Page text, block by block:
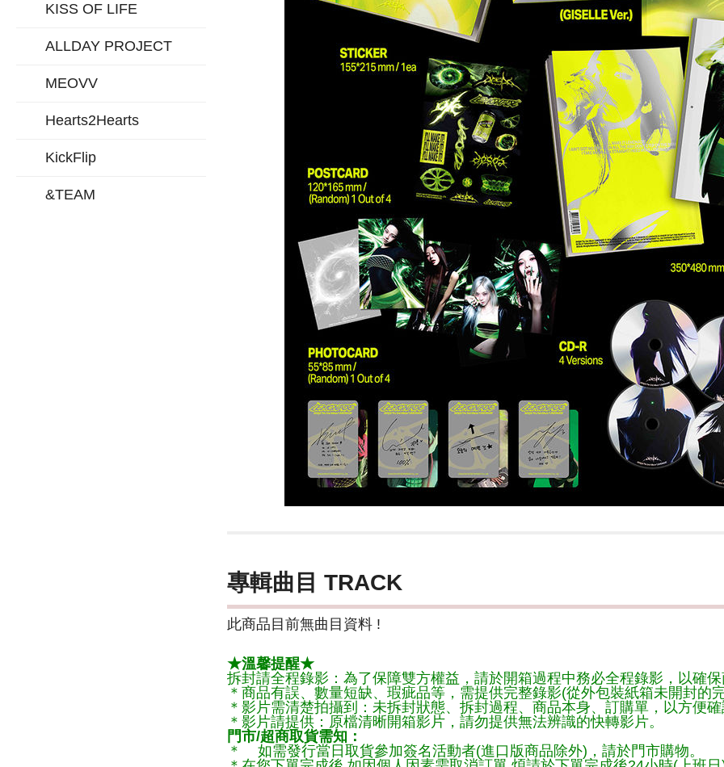
KISS OF LIFE
ALLDAY PROJECT
MEOVV
Hearts2Hearts
KickFlip
&TEAM
專輯曲目 TRACK
此商品目前無曲目資料 !
★溫馨提醒★
拆封請全程錄影：為了保障雙方權益，請於開箱過程中務必全程錄影，以確保
＊商品有誤、數量短缺、瑕疵品等，需提供完整錄影(從外包裝紙箱未開封的
＊影片需清楚拍攝到：未拆封狀態、拆封過程、商品本身、訂購單，以方便確
＊影片請提供：原檔清晰開箱影片，請勿提供無法辨識的快轉影片。
門市/超商取貨需知：
＊ 如需發行當日取貨參加簽名活動者(進口版商品除外)，請於門市購物。